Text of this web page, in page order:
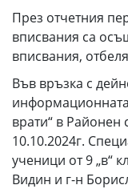
През отчетния
вписвания са
вписвания,
Във връзка с
врати“ в Районен
10.10.2024г.
ученици от 9 „в“
Видин и г-н